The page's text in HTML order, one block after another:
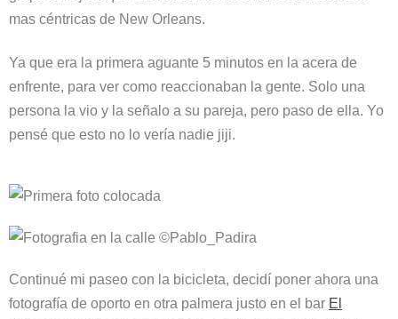
mas céntricas de New Orleans.
Ya que era la primera aguante 5 minutos en la acera de
enfrente, para ver como reaccionaban la gente. Solo una
persona la vio y la señalo a su pareja, pero paso de ella. Yo
pensé que esto no lo vería nadie jiji.
Continué mi paseo con la bicicleta, decidí poner ahora una
fotografía de oporto en otra palmera justo en el bar El